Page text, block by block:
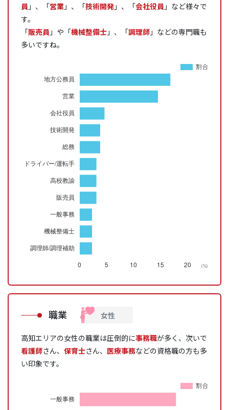
員 」、「営業 」、「技術開発 」、「会社役員 」など様々で
す。
「販売員 」や「機械整備士 」、「調理師 」などの専門職も
多いですね。
割合
(%)
職業
高知エリアの女性の職業は圧倒的に事務職が多く、次いで
看護師さん、 保育士さん、 医療事務などの資格職の方も多
い印象です。
割合